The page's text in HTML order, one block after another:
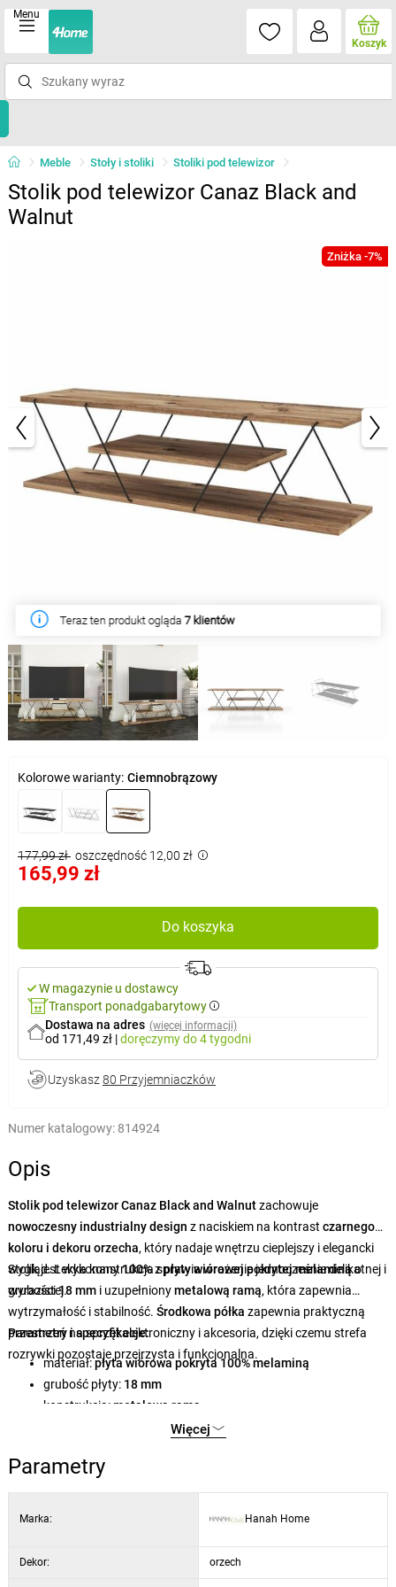
Menu
Koszyk
Meble Stoły i stoliki Stoliki pod telewizor
Stolik pod telewizor Canaz Black and
Walnut
Zniżka -7%
Teraz ten produkt ogląda7 klientów
Kolorowe warianty: Ciemnobrązowy
177,99 zł oszczędność 12,00 zł
165,99 zł
Do koszyka
W magazynie u dostawcy
Transport ponadgabarytowy
Dostawa na adres (więcej informacji)
od 171,49 zł |doręczymydo 4 tygodni
Uzyskasz 80 Przyjemniaczków
Numer katalogowy: 814924
Opis
Stolik pod telewizor Canaz Black and Walnutzachowuje
nowoczesny industrialny design z naciskiem na kontrast czarnego
koloru i dekoru orzecha, który nadaje wnętrzu cieplejszy i elegancki
wygląd. Lekka konstrukcja sprawia wrażenie jednocześnie delikatnej i
wyrazistej.
Stolik jest wykonany100%zpłyty wiórowej pokrytej melaminąo
grubości18 mmi uzupełnionymetalową ramą, która zapewnia
wytrzymałość i stabilność. Środkowa półka zapewnia praktyczną
przestrzeń na sprzęt elektroniczny i akcesoria, dzięki czemu strefa
rozrywki pozostaje przejrzysta i funkcjonalna.
Parametry i specyfikacje:
materiał:płyta wiórowa pokryta 100% melaminą
grubość płyty: 18 mm
konstrukcja:metalowa rama
głębokość:33 cm
wymiary środkowej półki:60 × 14 × 30 cm
Więcej
Parametry
Marka: Hanah Home
Dekor: orzech